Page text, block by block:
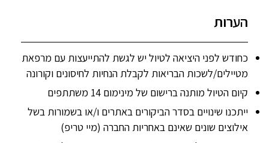
הערות
כחודש לפני היציאה לטיול יש לגשת להתייעצות עם מרפאת
מטיילים/לשכות הבריאות לקבלת הנחיות לחיסונים וקורונה
קיום הטיול מותנה ברישום של מינימום 14 משתתפים
ייתכנו שינויים בסדר הביקורים באתרים ו/או בשמורות בשל
אילוצים שונים שאינם באחריות החברה (מיי טריפ)